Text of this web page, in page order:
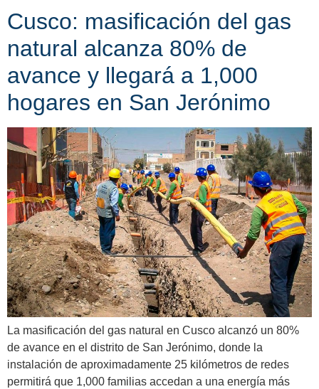
Cusco: masificación del gas
natural alcanza 80% de
avance y llegará a 1,000
hogares en San Jerónimo
La masificación del gas natural en Cusco alcanzó un 80%
de avance en el distrito de San Jerónimo, donde la
instalación de aproximadamente 25 kilómetros de redes
permitirá que 1,000 familias accedan a una energía más